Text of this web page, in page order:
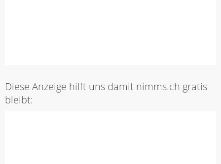
Diese Anzeige hilft uns damit nimms.ch gratis
bleibt: